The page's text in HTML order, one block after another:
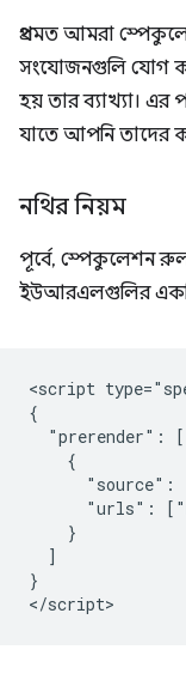
প্রথমত আমরা
সংযোজনগুলি যোগ
হয় তার ব্যাখ্যা।
যাতে আপনি তাদের
নথির নিয়ম
পূর্বে, স্পেকুলেশন রুলস
ইউআরএলগুলির একটি
<script
{
  "prerender": [
    {
"source":
"urls":
    }
  ]
}